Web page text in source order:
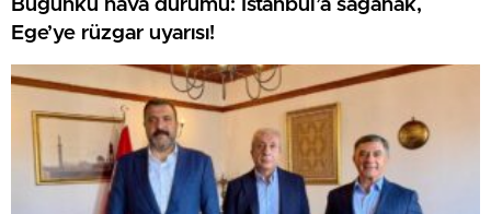
Bugünkü hava durumu: İstanbul’a sağanak,
Ege’ye rüzgar uyarısı!